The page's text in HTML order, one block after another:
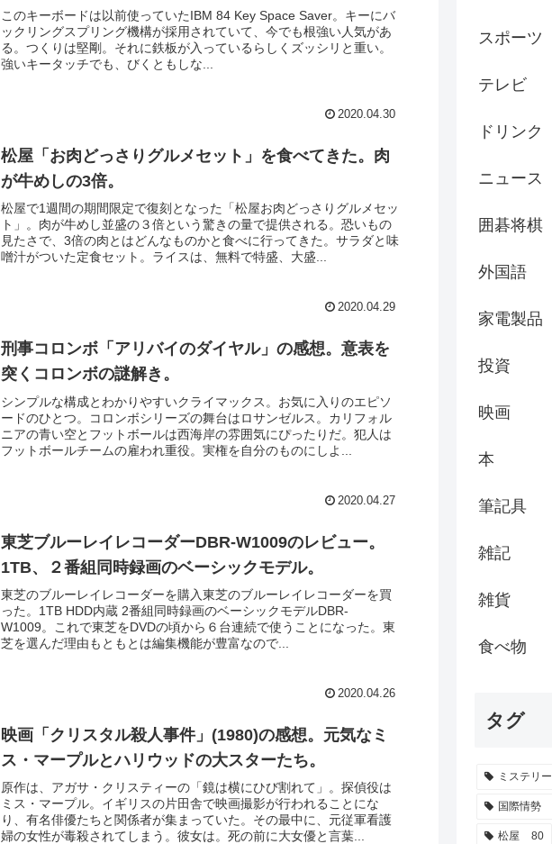
このキーボードは以前使っていたIBM 84 Key Space Saver。キーにバ
ックリングスプリング機構が採用されていて、今でも根強い人気があ
る。つくりは堅剛。それに鉄板が入っているらしくズッシリと重い。
強いキータッチでも、びくともしな...
2020.04.30
松屋「お肉どっさりグルメセット」を食べてきた。肉
が牛めしの3倍。
松屋で1週間の期間限定で復刻となった「松屋お肉どっさりグルメセッ
ト」。肉が牛めし並盛の３倍という驚きの量で提供される。恐いもの
見たさで、3倍の肉とはどんなものかと食べに行ってきた。サラダと味
噌汁がついた定食セット。ライスは、無料で特盛、大盛...
2020.04.29
刑事コロンボ「アリバイのダイヤル」の感想。意表を
突くコロンボの謎解き。
シンプルな構成とわかりやすいクライマックス。お気に入りのエピソ
ードのひとつ。コロンボシリーズの舞台はロサンゼルス。カリフォル
ニアの青い空とフットボールは西海岸の雰囲気にぴったりだ。犯人は
フットボールチームの雇われ重役。実権を自分のものにしよ...
2020.04.27
東芝ブルーレイレコーダーDBR-W1009のレビュー。
1TB、２番組同時録画のベーシックモデル。
東芝のブルーレイレコーダーを購入東芝のブルーレイレコーダーを買
った。1TB HDD内蔵 2番組同時録画のベーシックモデルDBR-
W1009。これで東芝をDVDの頃から６台連続で使うことになった。東
芝を選んだ理由もともとは編集機能が豊富なので...
2020.04.26
映画「クリスタル殺人事件」(1980)の感想。元気なミ
ス・マープルとハリウッドの大スターたち。
原作は、アガサ・クリスティーの「鏡は横にひび割れて」。探偵役は
ミス・マープル。イギリスの片田舎で映画撮影が行われることにな
り、有名俳優たちと関係者が集まっていた。その最中に、元従軍看護
婦の女性が毒殺されてしまう。彼女は。死の前に大女優と言葉...
スポーツ
テレビ
ドリンク
ニュース
囲碁将棋
外国語
家電製品
投資
映画
本
筆記具
雑記
雑貨
食べ物
タグ
ミステリー
国際情勢
松屋 80